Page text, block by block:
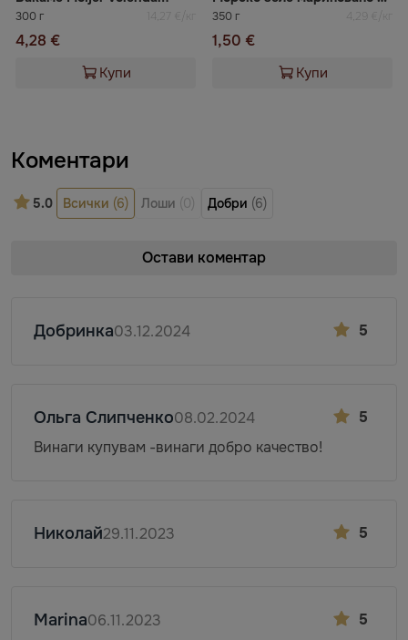
300 г 14,27 €/кг
4,28 €
Купи
350 г 4,29 €/кг
1,50 €
Купи
Коментари
5.0 Всички (6) Лоши (0) Добри (6)
Остави коментар
5
Добринка03.12.2024
5
Ольга Слипченко08.02.2024
Винаги купувам -винаги добро качество!
5
Николай29.11.2023
5
Marina06.11.2023